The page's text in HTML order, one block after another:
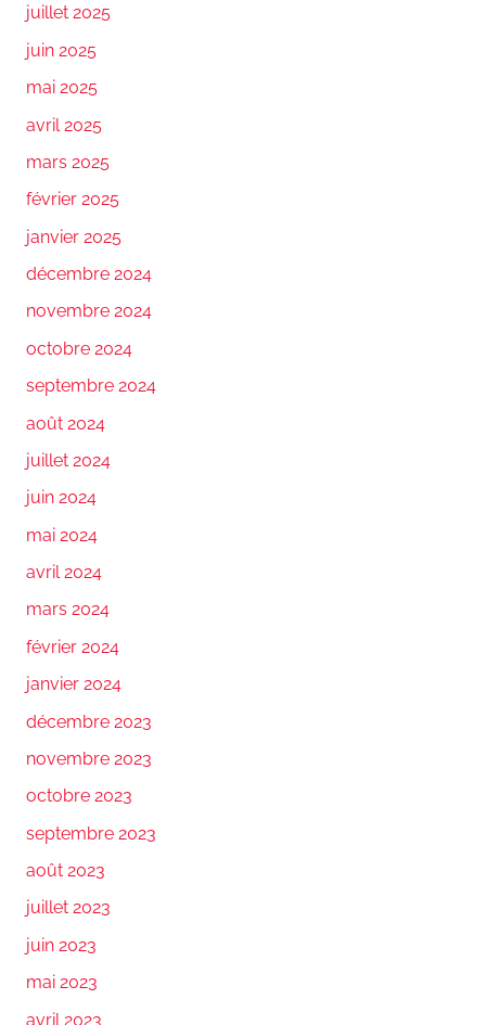
juillet 2025
juin 2025
mai 2025
avril 2025
mars 2025
février 2025
janvier 2025
décembre 2024
novembre 2024
octobre 2024
septembre 2024
août 2024
juillet 2024
juin 2024
mai 2024
avril 2024
mars 2024
février 2024
janvier 2024
décembre 2023
novembre 2023
octobre 2023
septembre 2023
août 2023
juillet 2023
juin 2023
mai 2023
avril 2023